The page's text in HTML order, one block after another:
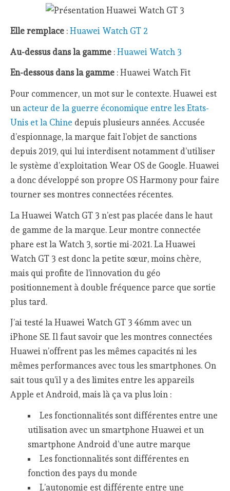
Elle remplace :Huawei Watch GT 2
Au-dessus dans la gamme :Huawei Watch 3
En-dessous dans la gamme : Huawei Watch Fit
Pour commencer, un mot sur le contexte. Huawei est
un acteur de la guerre économique entre les Etats-
Unis et la Chine depuis plusieurs années. Accusée
d’espionnage, la marque fait l’objet de sanctions
depuis 2019, qui lui interdisent notamment d’utiliser
le système d’exploitation Wear OS de Google. Huawei
a donc développé son propre OS Harmony pour faire
tourner ses montres connectées récentes.
La Huawei Watch GT 3 n’est pas placée dans le haut
de gamme de la marque. Leur montre connectée
phare est la Watch 3, sortie mi-2021. La Huawei
Watch GT 3 est donc la petite sœur, moins chère,
mais qui profite de l’innovation du géo
positionnement à double fréquence parce que sortie
plus tard.
J’ai testé la Huawei Watch GT 3 46mm avec un
iPhone SE. Il faut savoir que les montres connectées
Huawei n’offrent pas les mêmes capacités ni les
mêmes performances avec tous les smartphones. On
sait tous qu’il y a des limites entre les appareils
Apple et Android, mais là ça va plus loin :
Les fonctionnalités sont différentes entre une
utilisation avec un smartphone Huawei et un
smartphone Android d’une autre marque
Les fonctionnalités sont différentes en
fonction des pays du monde
L’autonomie est différente entre une